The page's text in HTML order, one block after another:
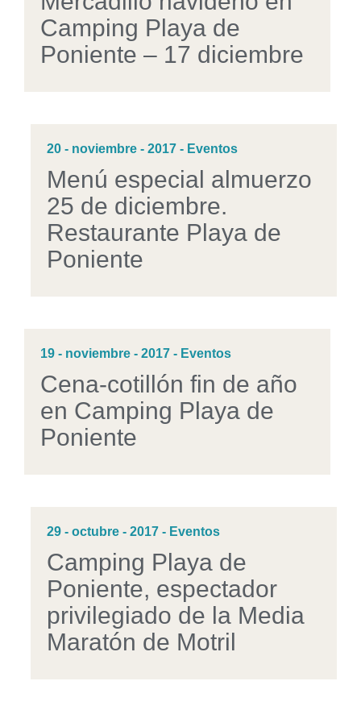
Camping Playa de
Poniente – 17 diciembre
20 - noviembre - 2017 - Eventos
Menú especial almuerzo
25 de diciembre.
Restaurante Playa de
Poniente
19 - noviembre - 2017 - Eventos
Cena-cotillón fin de año
en Camping Playa de
Poniente
29 - octubre - 2017 - Eventos
Camping Playa de
Poniente, espectador
privilegiado de la Media
Maratón de Motril